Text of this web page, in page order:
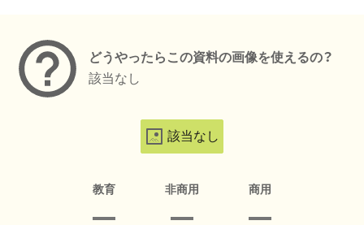
どうやったらこの資料の画像を使えるの？
該当なし
該当なし
教育 非商用 商用